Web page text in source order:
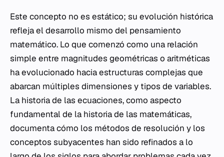
Este concepto no es estático; su evolución histórica
refleja el desarrollo mismo del pensamiento
matemático. Lo que comenzó como una relación
simple entre magnitudes geométricas o aritméticas
ha evolucionado hacia estructuras complejas que
abarcan múltiples dimensiones y tipos de variables.
La historia de las ecuaciones, como aspecto
fundamental de la historia de las matemáticas,
documenta cómo los métodos de resolución y los
conceptos subyacentes han sido refinados a lo